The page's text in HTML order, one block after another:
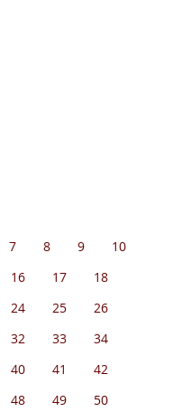
7 8 9
10
16 17
18
24 25
26
32 33
34
40 41
42
48 49
50